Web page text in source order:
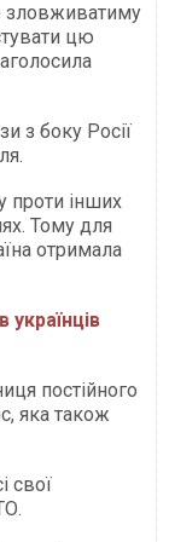
зловживатиму
цю
з боку Росії
проти інших
Тому для
отримала
постійного
яка також
свої